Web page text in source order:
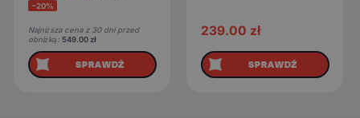
−20%
Najniższa cena z 30 dni przed
obniżką: 549.00zł
SPRAWDŹ
239.00 zł
SPRAWDŹ